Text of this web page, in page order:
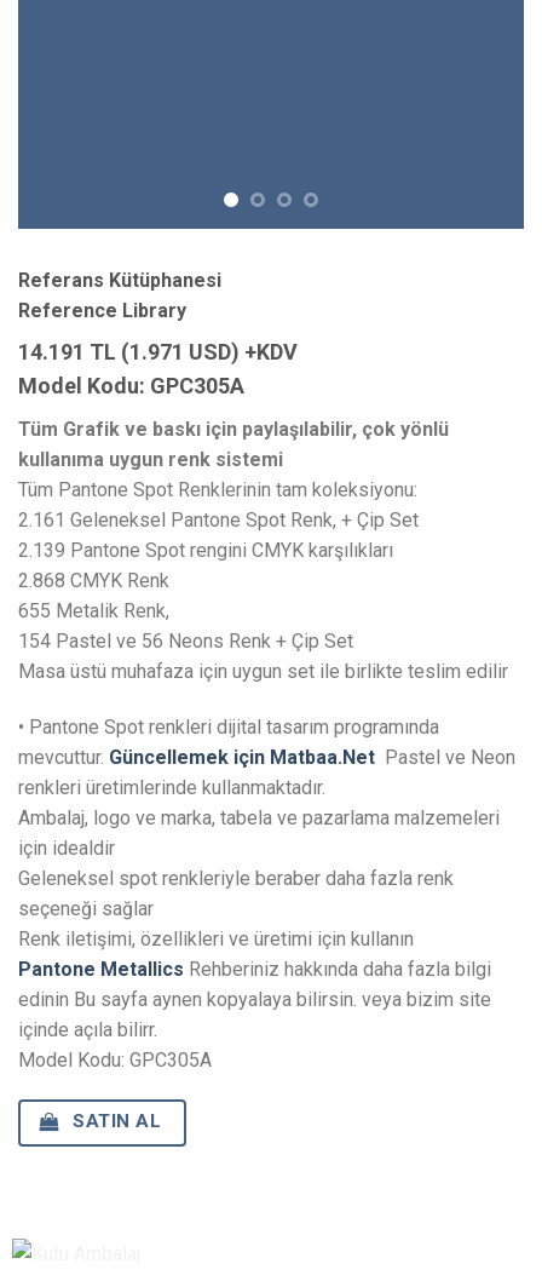
Referans Kütüphanesi
Reference Library
14.191 TL (1.971 USD) +KDV
Model Kodu: GPC305A
Tüm Grafik ve baskı için paylaşılabilir, çok yönlü
kullanıma uygun renk sistemi
Tüm Pantone Spot Renklerinin tam koleksiyonu:
2.161 Geleneksel Pantone Spot Renk, + Çip Set
2.139 Pantone Spot rengini CMYK karşılıkları
2.868 CMYK Renk
655 Metalik Renk,
154 Pastel ve 56 Neons Renk + Çip Set
Masa üstü muhafaza için uygun set ile birlikte teslim edilir
• Pantone Spot renkleri dijital tasarım programında
mevcuttur. Güncellemek için Matbaa.Net Pastel ve Neon
renkleri üretimlerinde kullanmaktadır.
Ambalaj, logo ve marka, tabela ve pazarlama malzemeleri
için idealdir
Geleneksel spot renkleriyle beraber daha fazla renk
seçeneği sağlar
Renk iletişimi, özellikleri ve üretimi için kullanın
Pantone Metallics Rehberiniz hakkında daha fazla bilgi
edinin Bu sayfa aynen kopyalaya bilirsin. veya bizim site
içinde açıla bilirr.
Model Kodu: GPC305A
SATIN AL